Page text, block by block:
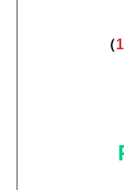
（